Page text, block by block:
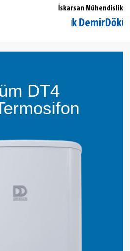
İskarsan Mühendislik
Gölcük DemirDöküm
DT4